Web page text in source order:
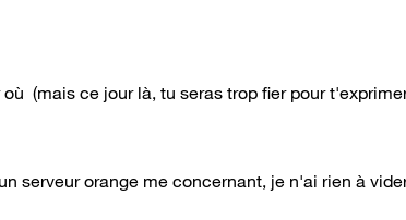
(mais ce jour là, tu seras trop fier pour
serveur orange me concernant, je n'ai rien à